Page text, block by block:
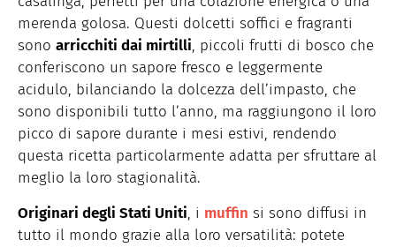
merenda golosa. Questi dolcetti soffici e fragranti
sono arricchiti dai mirtilli, piccoli frutti di bosco che
conferiscono un sapore fresco e leggermente
acidulo, bilanciando la dolcezza dell’impasto, che
sono disponibili tutto l’anno, ma raggiungono il loro
picco di sapore durante i mesi estivi, rendendo
questa ricetta particolarmente adatta per sfruttare al
meglio la loro stagionalità.
Originari degli Stati Uniti, i muffin si sono diffusi in
tutto il mondo grazie alla loro versatilità: potete